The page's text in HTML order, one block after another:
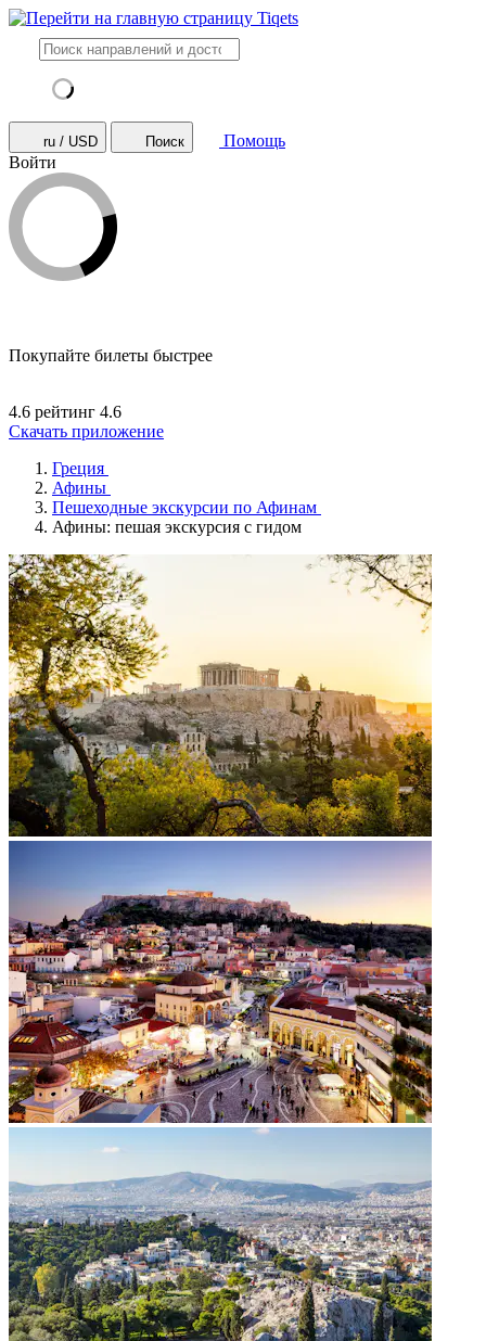
ru / USD Поиск
Помощь
Войти
Покупайте билеты быстрее
4.6 рейтинг 4.6
Скачать приложение
Греция
Афины
Пешеходные экскурсии по Афинам
Афины: пешая экскурсия с гидом